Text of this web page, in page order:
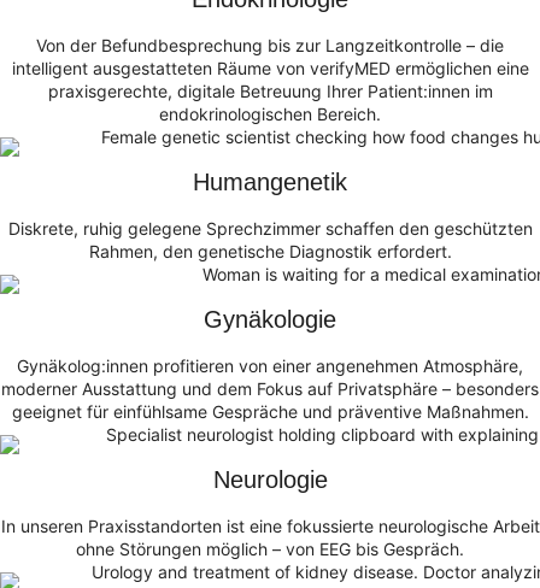
Von der Befundbesprechung bis zur Langzeitkontrolle – die
intelligent ausgestatteten Räume von verifyMED ermöglichen eine
praxisgerechte, digitale Betreuung Ihrer Patient:innen im
endokrinologischen Bereich.
Humangenetik
Diskrete, ruhig gelegene Sprechzimmer schaffen den geschützten
Rahmen, den genetische Diagnostik erfordert.
Gynäkologie
Gynäkolog:innen profitieren von einer angenehmen Atmosphäre,
moderner Ausstattung und dem Fokus auf Privatsphäre – besonders
geeignet für einfühlsame Gespräche und präventive Maßnahmen.
Neurologie
In unseren Praxisstandorten ist eine fokussierte neurologische Arbeit
ohne Störungen möglich – von EEG bis Gespräch.